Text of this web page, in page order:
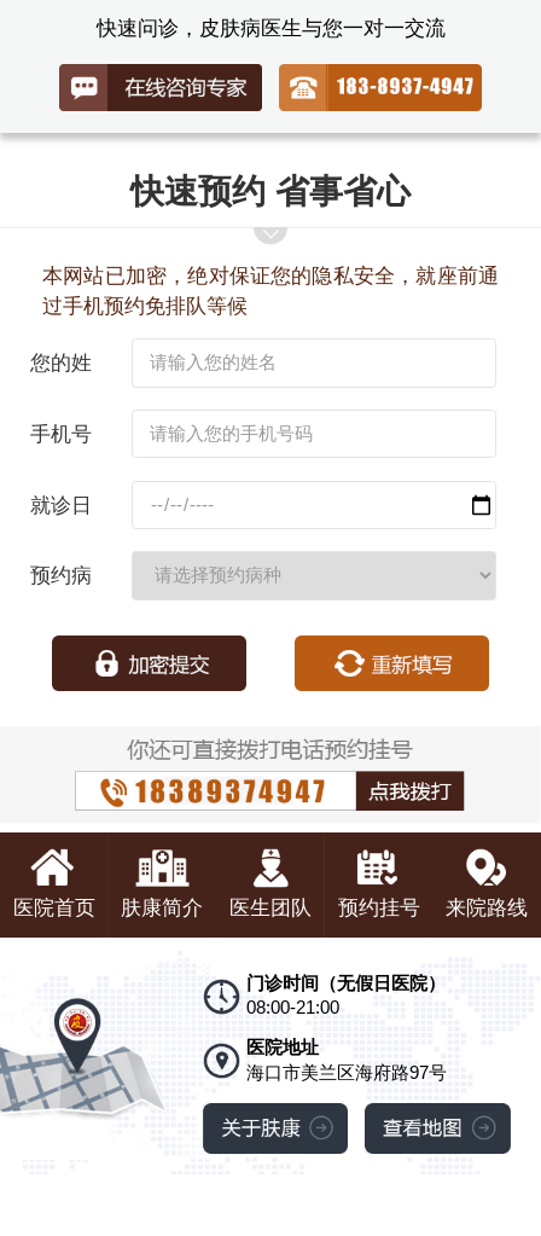
快速问诊，皮肤病医生与您一对一交流
快速预约 省事省心
本网站已加密，绝对保证您的隐私安全，就座前通
过手机预约免排队等候
您的姓
手机号
就诊日
预约病
医院首页 肤康简介 医生团队 预约挂号 来院路线
门诊时间（无假日医院）
08:00-21:00
医院地址
海口市美兰区海府路97号